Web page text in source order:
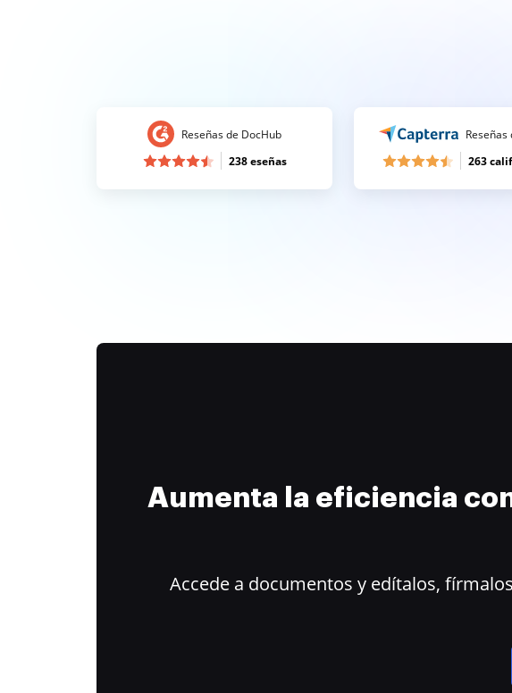
Reseñas de DocHub
238 eseñas
Reseñas
263
Aumenta la eficiencia
Accede a documentos y edítalos,